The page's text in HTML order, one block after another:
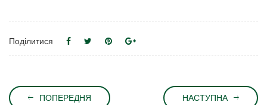
Поділитися
ПОПЕРЕДНЯ НАСТУПНА